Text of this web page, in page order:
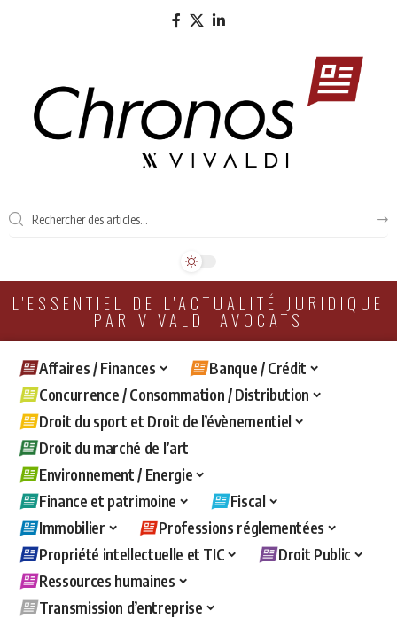
L'ESSENTIEL DE L'ACTUALITÉ JURIDIQUE
PAR VIVALDI AVOCATS
Affaires / Finances
Banque / Crédit
Concurrence / Consommation / Distribution
Droit du sport et Droit de l’évènementiel
Droit du marché de l’art
Environnement / Energie
Finance et patrimoine
Fiscal
Immobilier
Professions réglementées
Propriété intellectuelle et TIC
Droit Public
Ressources humaines
Transmission d’entreprise